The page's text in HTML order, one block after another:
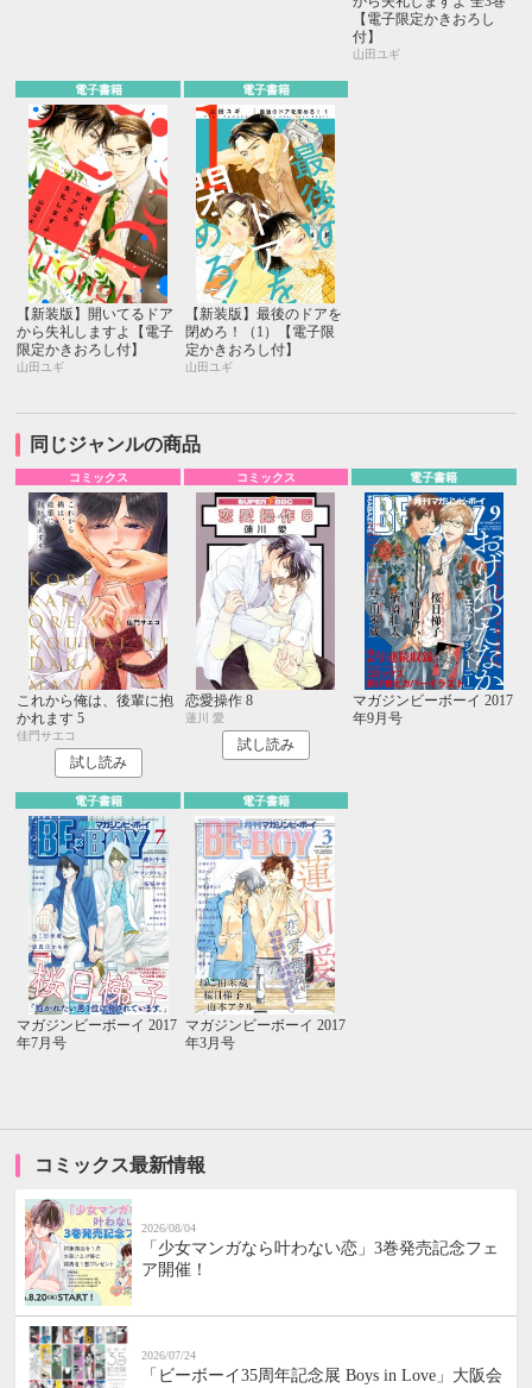
【電子限定かきおろし
付】
山田ユギ
電子書籍
【新装版】開いてるドア
から失礼しますよ【電子
限定かきおろし付】
山田ユギ
電子書籍
【新装版】最後のドアを
閉めろ！（1）【電子限
定かきおろし付】
山田ユギ
同じジャンルの商品
コミックス
これから俺は、後輩に抱
かれます 5
佳門サエコ
試し読み
コミックス
恋愛操作 8
蓮川 愛
試し読み
電子書籍
マガジンビーボーイ 2017
年9月号
電子書籍
マガジンビーボーイ 2017
年7月号
電子書籍
マガジンビーボーイ 2017
年3月号
コミックス最新情報
2026/08/04
「少女マンガなら叶わない恋」3巻発売記念フェ
ア開催！
2026/07/24
「ビーボーイ35周年記念展 Boys in Love」大阪会